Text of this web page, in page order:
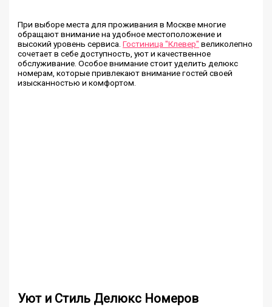
При выборе места для проживания в Москве многие
обращают внимание на удобное местоположение и
высокий уровень сервиса.Гостиница "Клевер" великолепно
сочетает в себе доступность, уют и качественное
обслуживание. Особое внимание стоит уделить делюкс
номерам, которые привлекают внимание гостей своей
изысканностью и комфортом.
Уют и Стиль Делюкс Номеров